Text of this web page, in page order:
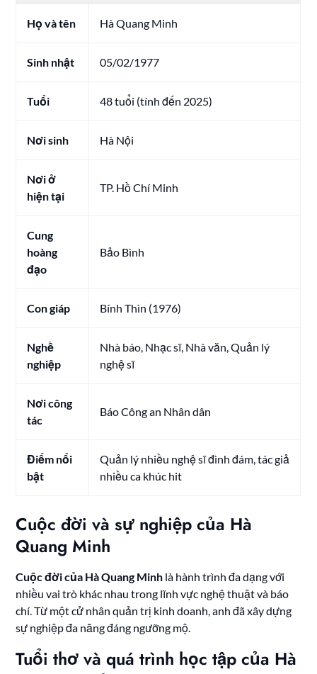
Họ và tên Hà Quang Minh
Sinh nhật 05/02/1977
Tuổi 48 tuổi (tính đến 2025)
Nơi sinh Hà Nội
Nơi ở
hiện tại
TP. Hồ Chí Minh
Cung
hoàng
đạo
Bảo Bình
Con giáp Bính Thìn (1976)
Nghề
nghiệp
Nhà báo, Nhạc sĩ, Nhà văn, Quản lý
nghệ sĩ
Nơi công
tác
Báo Công an Nhân dân
Điểm nổi
bật
Quản lý nhiều nghệ sĩ đình đám, tác giả
nhiều ca khúc hit
Cuộc đời và sự nghiệp của Hà
Quang Minh
Cuộc đời của Hà Quang Minh là hành trình đa dạng với
nhiều vai trò khác nhau trong lĩnh vực nghệ thuật và báo
chí. Từ một cử nhân quản trị kinh doanh, anh đã xây dựng
sự nghiệp đa năng đáng ngưỡng mộ.
Tuổi thơ và quá trình học tập của Hà